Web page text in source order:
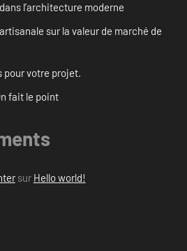
l’architecture moderne
sur la valeur de marché de
pour votre projet.
fait le point
sur Hello world!